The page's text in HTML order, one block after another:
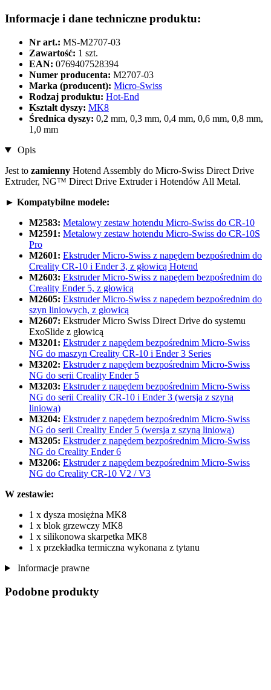
Informacje i dane techniczne produktu:
Nr art.: MS-M2707-03
Zawartość: 1 szt.
EAN: 0769407528394
Numer producenta: M2707-03
Marka (producent): Micro-Swiss
Rodzaj produktu: Hot-End
Kształt dyszy: MK8
Średnica dyszy: 0,2 mm, 0,3 mm, 0,4 mm, 0,6 mm, 0,8 mm,
1,0 mm
Opis
Jest to zamienny Hotend Assembly do Micro-Swiss Direct Drive
Extruder, NG™ Direct Drive Extruder i Hotendów All Metal.
► Kompatybilne modele:
M2583: Metalowy zestaw hotendu Micro-Swiss do CR-10
M2591: Metalowy zestaw hotendu Micro-Swiss do CR-10S
Pro
M2601: Ekstruder Micro-Swiss z napędem bezpośrednim do
Creality CR-10 i Ender 3, z głowicą Hotend
M2603: Ekstruder Micro-Swiss z napędem bezpośrednim do
Creality Ender 5, z głowicą
M2605: Ekstruder Micro-Swiss z napędem bezpośrednim do
szyn liniowych, z głowicą
M2607: Ekstruder Micro Swiss Direct Drive do systemu
ExoSlide z głowicą
M3201: Ekstruder z napędem bezpośrednim Micro-Swiss
NG do maszyn Creality CR-10 i Ender 3 Series
M3202: Ekstruder z napędem bezpośrednim Micro-Swiss
NG do serii Creality Ender 5
M3203: Ekstruder z napędem bezpośrednim Micro-Swiss
NG do serii Creality CR-10 i Ender 3 (wersja z szyną
liniową)
M3204: Ekstruder z napędem bezpośrednim Micro-Swiss
NG do serii Creality Ender 5 (wersja z szyną liniową)
M3205: Ekstruder z napędem bezpośrednim Micro-Swiss
NG do Creality Ender 6
M3206: Ekstruder z napędem bezpośrednim Micro-Swiss
NG do Creality CR-10 V2 / V3
W zestawie:
1 x dysza mosiężna MK8
1 x blok grzewczy MK8
1 x silikonowa skarpetka MK8
1 x przekładka termiczna wykonana z tytanu
Informacje prawne
Podobne produkty